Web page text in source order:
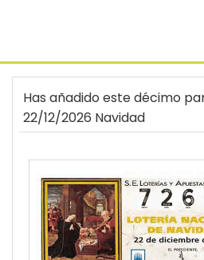
Has añadido este décimo
22/12/2026 Navidad